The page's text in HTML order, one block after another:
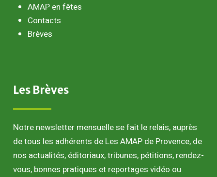
AMAP en fêtes
Contacts
Brèves
Les Brèves
Notre newsletter mensuelle se fait le relais, auprès
de tous les adhérents de Les AMAP de Provence, de
nos actualités, éditoriaux, tribunes, pétitions, rendez-
vous, bonnes pratiques et reportages vidéo ou